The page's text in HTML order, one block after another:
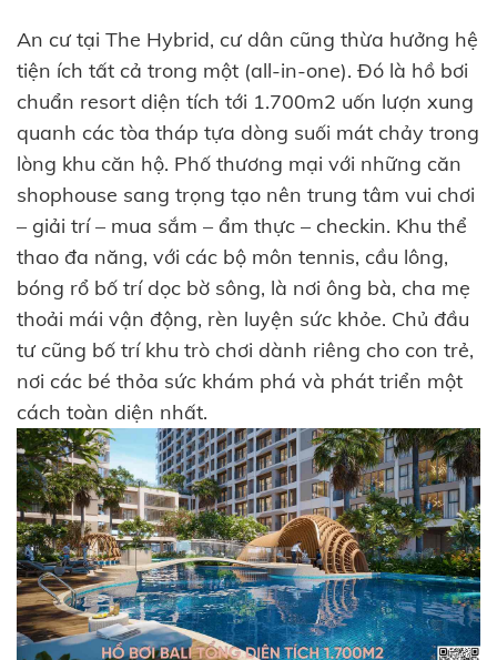
An cư tại The Hybrid, cư dân cũng thừa hưởng hệ
tiện ích tất cả trong một (all-in-one). Đó là hồ bơi
chuẩn resort diện tích tới 1.700m2 uốn lượn xung
quanh các tòa tháp tựa dòng suối mát chảy trong
lòng khu căn hộ. Phố thương mại với những căn
shophouse sang trọng tạo nên trung tâm vui chơi
– giải trí – mua sắm – ẩm thực – checkin. Khu thể
thao đa năng, với các bộ môn tennis, cầu lông,
bóng rổ bố trí dọc bờ sông, là nơi ông bà, cha mẹ
thoải mái vận động, rèn luyện sức khỏe. Chủ đầu
tư cũng bố trí khu trò chơi dành riêng cho con trẻ,
nơi các bé thỏa sức khám phá và phát triển một
cách toàn diện nhất.